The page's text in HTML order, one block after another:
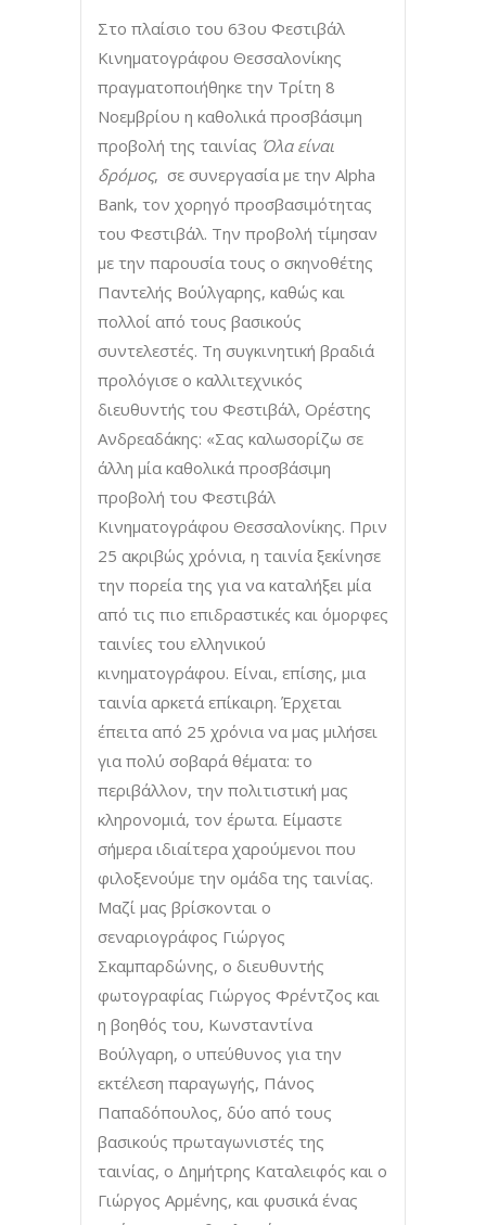
Στο πλαίσιο του 63ου Φεστιβάλ
Κινηματογράφου Θεσσαλονίκης
πραγματοποιήθηκε την Τρίτη 8
Νοεμβρίου η καθολικά προσβάσιμη
προβολή της ταινίας Όλα είναι
δρόμος, σε συνεργασία με την Alpha
Bank, τον χορηγό προσβασιμότητας
του Φεστιβάλ. Την προβολή τίμησαν
με την παρουσία τους ο σκηνοθέτης
Παντελής Βούλγαρης, καθώς και
πολλοί από τους βασικούς
συντελεστές. Τη συγκινητική βραδιά
προλόγισε ο καλλιτεχνικός
διευθυντής του Φεστιβάλ, Ορέστης
Ανδρεαδάκης: «Σας καλωσορίζω σε
άλλη μία καθολικά προσβάσιμη
προβολή του Φεστιβάλ
Κινηματογράφου Θεσσαλονίκης. Πριν
25 ακριβώς χρόνια, η ταινία ξεκίνησε
την πορεία της για να καταλήξει μία
από τις πιο επιδραστικές και όμορφες
ταινίες του ελληνικού
κινηματογράφου. Είναι, επίσης, μια
ταινία αρκετά επίκαιρη. Έρχεται
έπειτα από 25 χρόνια να μας μιλήσει
για πολύ σοβαρά θέματα: το
περιβάλλον, την πολιτιστική μας
κληρονομιά, τον έρωτα. Είμαστε
σήμερα ιδιαίτερα χαρούμενοι που
φιλοξενούμε την ομάδα της ταινίας.
Μαζί μας βρίσκονται ο
σεναριογράφος Γιώργος
Σκαμπαρδώνης, ο διευθυντής
φωτογραφίας Γιώργος Φρέντζος και
η βοηθός του, Κωνσταντίνα
Βούλγαρη, ο υπεύθυνος για την
εκτέλεση παραγωγής, Πάνος
Παπαδόπουλος, δύο από τους
βασικούς πρωταγωνιστές της
ταινίας, ο Δημήτρης Καταλειφός και ο
Γιώργος Αρμένης, και φυσικά ένας